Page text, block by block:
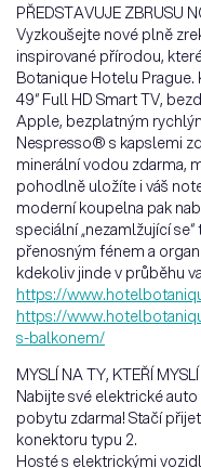
PŘEDSTAVUJE ZBRUSU
Vyzkoušejte nové plně
inspirované přírodou,
Botanique Hotelu Prague.
49“ Full HD Smart TV,
Apple, bezplatným
Nespresso® s kapslemi
minerální vodou zdarma,
pohodlně uložíte i váš
moderní koupelna pak
speciální „nezamlžující
přenosným fénem a
kdekoliv jinde v průběhu
https://
https://
s-balkonem/
MYSLÍ NA TY, KTEŘÍ
Nabijte své elektrické
pobytu zdarma! Stačí
konektoru typu 2.
Hosté s elektrickými